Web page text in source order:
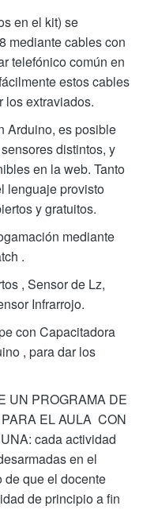
en el kit) se
mediante cables con
telefónico común en
estos cables
los extraviados.
Arduino, es posible
distintos, y
en la web. Tanto
lenguaje provisto
y gratuitos.
mediante
.
, Sensor de Lz,
Infrarrojo.
con Capacitadora
, para dar los
UN PROGRAMA DE
EL AULA CON
cada actividad
en el
de que el docente
de principio a fin